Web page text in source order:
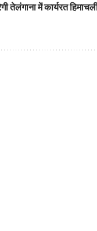
तेलंगाना में कार्यरत